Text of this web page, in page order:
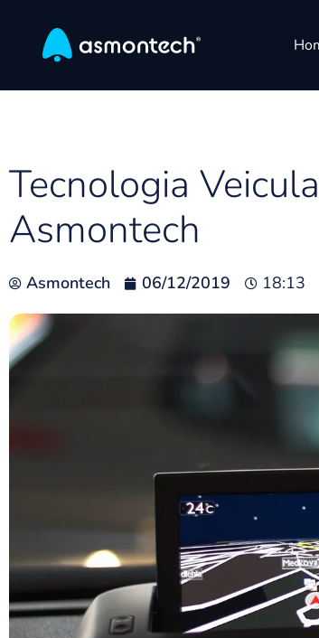
Tecnologia
Asmontech
Asmontech 06/12/2019 18:13